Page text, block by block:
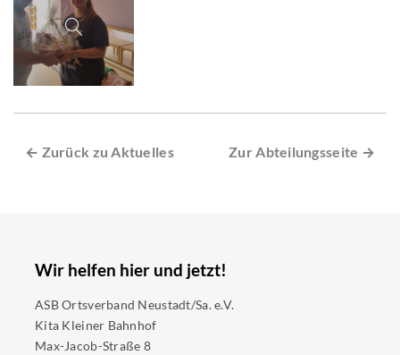
← Zurück zu Aktuelles Zur Abteilungsseite →
Wir helfen hier und jetzt!
ASB Ortsverband Neustadt/Sa. e.V.
Kita Kleiner Bahnhof
Max-Jacob-Straße 8